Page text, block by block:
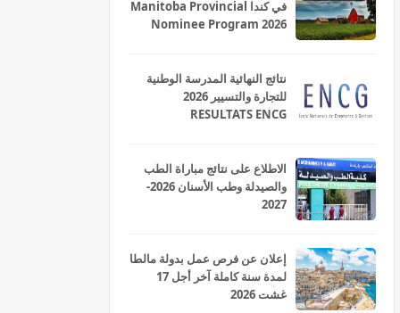
في كندا Manitoba Provincial
Nominee Program 2026
نتائج النهائية المدرسة الوطنية
للتجارة والتسيير 2026
RESULTATS ENCG
الاطلاع على نتائج مباراة الطب
والصيدلة وطب الأسنان 2026-
2027
إعلان عن فرص عمل بدولة مالطا
لمدة سنة كاملة آخر أجل 17
غشت 2026